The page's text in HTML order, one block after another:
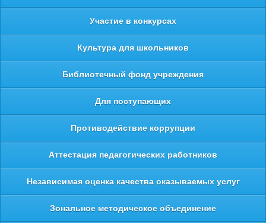
Участие в конкурсах
Культура для школьников
Библиотечный фонд учреждения
Для поступающих
Противодействие коррупции
Аттестация педагогических работников
Независимая оценка качества оказываемых услуг
Зональное методическое объединение